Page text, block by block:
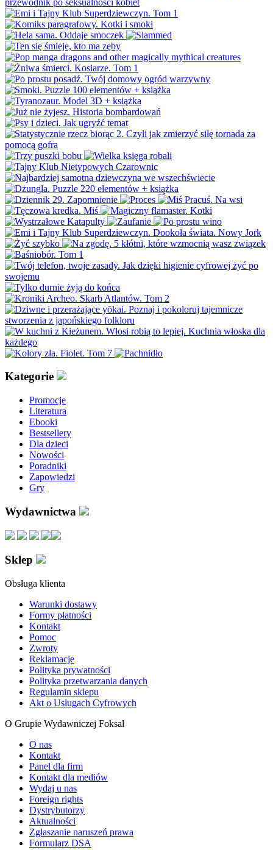
Kategorie
Promocje
Literatura
Ebooki
Bestsellery
Dla dzieci
Nowości
Poradniki
Zapowiedzi
Gry
Wydawnictwa
Sklep
Obsługa klienta
Warunki dostawy
Formy płatności
Kontakt
Pomoc
Zwroty
Reklamacje
Polityka prywatności
Polityka przetwarzania danych
Regulamin sklepu
Akt o Usługach Cyfrowych
O Grupie Wydawniczej Foksal
O nas
Kontakt
Panel dla firm
Kontakt dla mediów
Wydaj u nas
Foreign rights
Dystrybutorzy
Aktualności
Zgłaszanie naruszeń prawa
Formularz DSA